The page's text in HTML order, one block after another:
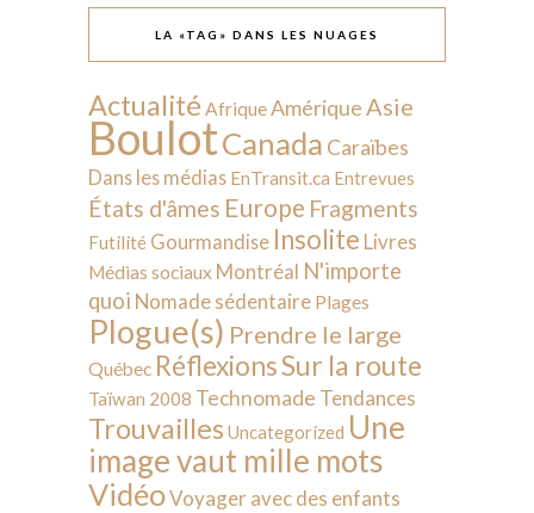
LA «TAG» DANS LES NUAGES
Actualité AfriqueAmérique Asie
BoulotCanada Caraïbes
Dans les médias EnTransit.ca Entrevues
États d'âmes Europe Fragments
Futilité Gourmandise Insolite Livres
Médias sociaux Montréal N'importe
quoi Nomade sédentaire Plages
Plogue(s) Prendre le large
Québec RéflexionsSur la route
Taïwan 2008 Technomade Tendances
Trouvailles Uncategorized Une
image vaut mille mots
VidéoVoyager avec des enfants